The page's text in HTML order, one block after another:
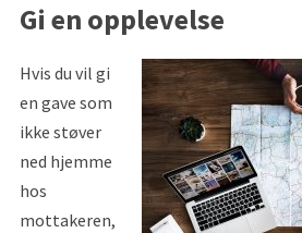
Gi en opplevelse
Hvis du vil gi
en gave som
ikke støver
ned hjemme
hos
mottakeren,